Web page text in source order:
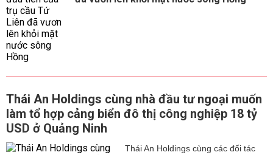
Thái An Holdings cùng nhà đầu tư ngoại muốn
làm tổ hợp cảng biển đô thị công nghiệp 18 tỷ
USD ở Quảng Ninh
Thái An Holdings cùng các đối tác